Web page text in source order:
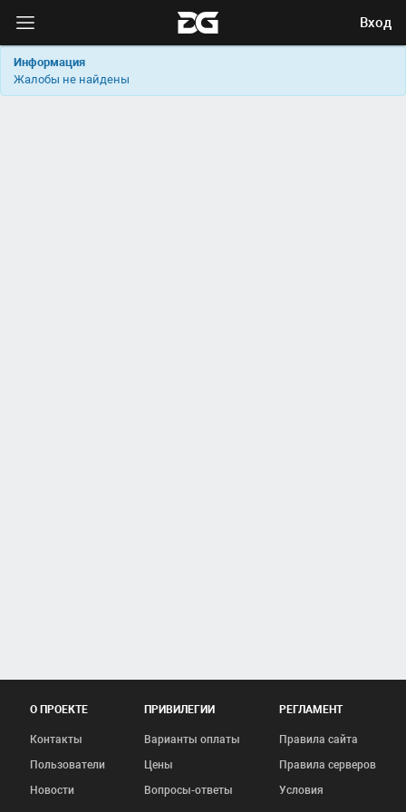
Вход
Информация
Жалобы не найдены
О ПРОЕКТЕ
Контакты
Пользователи
Новости
ПРИВИЛЕГИИ
Варианты оплаты
Цены
Вопросы-ответы
РЕГЛАМЕНТ
Правила сайта
Правила серверов
Условия